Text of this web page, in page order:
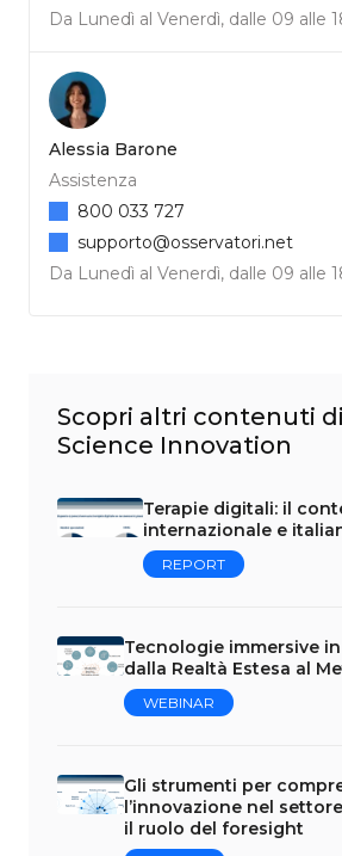
Da Lunedì al Venerdì, dalle 09 alle
Alessia Barone
Assistenza
Da Lunedì al Venerdì, dalle 09 alle
800 033 727
supporto@osservatori.net
Scopri altri contenuti
Science Innovation
Terapie digitali: il
internazionale e
REPORT
Tecnologie immersive
dalla Realtà Estesa al
WEBINAR
Gli strumenti per
l’innovazione nel
il ruolo del foresight